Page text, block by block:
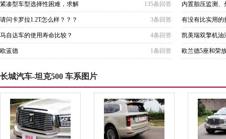
135条回答
紧凑型车型选择性困难，求解 内置胎压监测
3条回答
请问卡罗拉1.2T怎么样？？？ 有没有比实用的
4条回答
马自达车的使用寿命比较？ 凯美瑞双擎机油
1条回答
欧蓝德 欧兰德5座和荣
长城汽车-坦克500 车系图片